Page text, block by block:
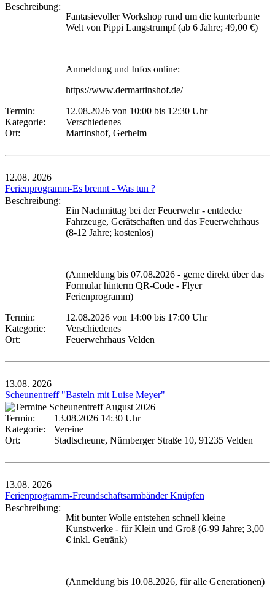
Beschreibung:
Fantasievoller Workshop rund um die kunterbunte
Welt von Pippi Langstrumpf (ab 6 Jahre; 49,00 €)
Anmeldung und Infos online:
https://www.dermartinshof.de/
Termin:
12.08.2026 von 10:00 bis 12:30 Uhr
Kategorie:
Verschiedenes
Ort:
Martinshof, Gerhelm
12.08. 2026
Ferienprogramm-Es brennt - Was tun ?
Beschreibung:
Ein Nachmittag bei der Feuerwehr - entdecke
Fahrzeuge, Gerätschaften und das Feuerwehrhaus
(8-12 Jahre; kostenlos)
(Anmeldung bis 07.08.2026 - gerne direkt über das
Formular hinterm QR-Code - Flyer
Ferienprogramm)
Termin:
12.08.2026 von 14:00 bis 17:00 Uhr
Kategorie:
Verschiedenes
Ort:
Feuerwehrhaus Velden
13.08. 2026
Scheunentreff "Basteln mit Luise Meyer"
Termin:
13.08.2026 14:30 Uhr
Kategorie:
Vereine
Ort:
Stadtscheune, Nürnberger Straße 10, 91235 Velden
13.08. 2026
Ferienprogramm-Freundschaftsarmbänder Knüpfen
Beschreibung:
Mit bunter Wolle entstehen schnell kleine
Kunstwerke - für Klein und Groß (6-99 Jahre; 3,00
€ inkl. Getränk)
(Anmeldung bis 10.08.2026, für alle Generationen)